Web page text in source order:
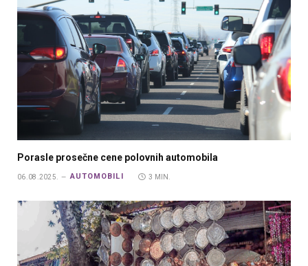
Porasle prosečne cene polovnih automobila
06.08.2025. AUTOMOBILI 3 MIN.